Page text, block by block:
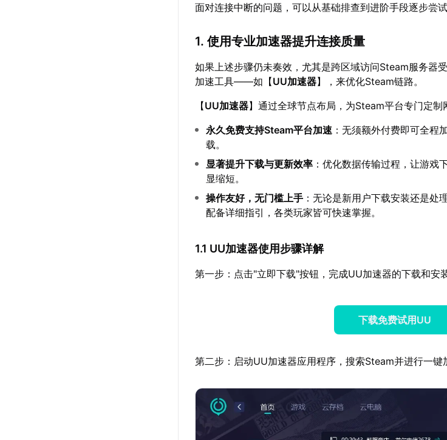
面对连接中断的问题，可以从基础排查到进阶手段逐步尝试
1. 使用专业加速器提升连接质量
如果上述步骤仍未奏效，尤其是跨区域访问Steam服务器
加速工具——如【UU加速器】，来优化Steam链路。
【UU加速器】通过全球节点布局，为Steam平台专门定制
永久免费支持Steam平台加速 ：无须额外付费即可全程
载。
显著提升下载与更新效率 ：优化数据传输过程，让游戏
显缩短。
操作友好，无门槛上手 ：无论是新用户下载安装还是处
配备详细指引，各类玩家皆可快速掌握。
1.1 UU加速器使用步骤详解
第一步：点击"立即下载"按钮，完成UU加速器的下载和安
下载免费试用UU
第二步：启动UU加速器应用程序，搜索Steam并进行一键